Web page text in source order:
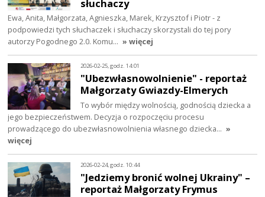
słuchaczy
Ewa, Anita, Małgorzata, Agnieszka, Marek, Krzysztof i Piotr - z
podpowiedzi tych słuchaczek i słuchaczy skorzystali do tej pory
autorzy Pogodnego 2.0. Komu… » więcej
2026-02-25, godz. 14:01
"Ubezwłasnowolnienie" - reportaż
Małgorzaty Gwiazdy-Elmerych
To wybór między wolnością, godnością dziecka a
jego bezpieczeństwem. Decyzja o rozpoczęciu procesu
prowadzącego do ubezwłasnowolnienia własnego dziecka… »
więcej
2026-02-24, godz. 10:44
"Jedziemy bronić wolnej Ukrainy" –
reportaż Małgorzaty Frymus